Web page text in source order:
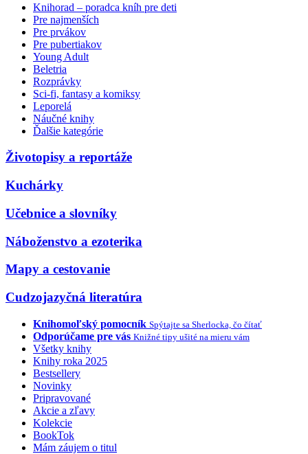
Knihorad – poradca kníh pre deti
Pre najmenších
Pre prvákov
Pre pubertiakov
Young Adult
Beletria
Rozprávky
Sci-fi, fantasy a komiksy
Leporelá
Náučné knihy
Ďalšie kategórie
Životopisy a reportáže
Kuchárky
Učebnice a slovníky
Náboženstvo a ezoterika
Mapy a cestovanie
Cudzojazyčná literatúra
Knihomoľský pomocník Spýtajte sa Sherlocka, čo čítať
Odporúčame pre vás Knižné tipy ušité na mieru vám
Všetky knihy
Knihy roka 2025
Bestsellery
Novinky
Pripravované
Akcie a zľavy
Kolekcie
BookTok
Mám záujem o titul